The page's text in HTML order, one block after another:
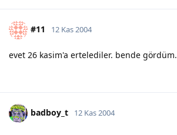
#11 12 Kas 2004
evet 26 kasim'a ertelediler. bende gördüm.
badboy_t 12 Kas 2004